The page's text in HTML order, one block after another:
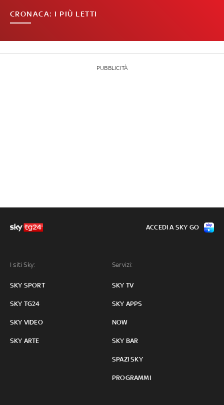
CRONACA: I PIÙ LETTI
PUBBLICITÀ
I siti Sky:
SKY SPORT
SKY TG24
SKY VIDEO
SKY ARTE
Servizi:
SKY TV
SKY APPS
NOW
SKY BAR
SPAZI SKY
PROGRAMMI
ACCEDI A SKY GO